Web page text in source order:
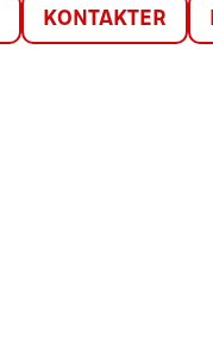
KONTAKTER